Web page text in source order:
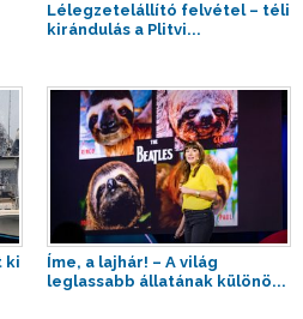
Lélegzetelállító felvétel – téli
kirándulás a Plitvi...
ki
Íme, a lajhár! – A világ
leglassabb állatának különö...